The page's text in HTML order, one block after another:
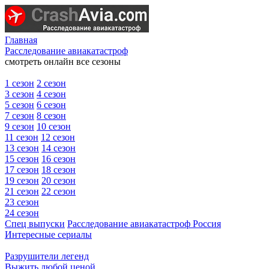
Главная
Расследование авиакатастроф
смотреть онлайн все сезоны
1 сезон 2 сезон
3 сезон 4 сезон
5 сезон 6 сезон
7 сезон 8 сезон
9 сезон 10 сезон
11 сезон 12 сезон
13 сезон 14 сезон
15 сезон 16 сезон
17 сезон 18 сезон
19 сезон 20 сезон
21 сезон 22 сезон
23 сезон
24 сезон
Спец выпуски Расследование авиакатастроф Россия
Интересные сериалы
Разрушители легенд
Выжить любой ценой